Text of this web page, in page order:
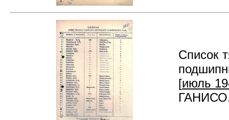
Список
[июль